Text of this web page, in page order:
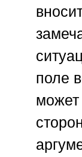
поле
может